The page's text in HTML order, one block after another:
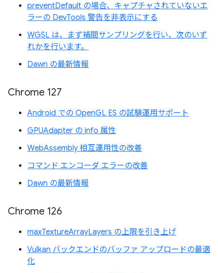
preventDefault の場合、キャプチャされていないエ
ラーの DevTools 警告を非表示にする
WGSL は、まず補間サンプリングを行い、次のいず
れかを行います。
Dawn の最新情報
Chrome 127
Android での OpenGL ES の試験運用サポート
GPUAdapter の info 属性
WebAssembly 相互運用性の改善
コマンド エンコーダ エラーの改善
Dawn の最新情報
Chrome 126
maxTextureArrayLayers の上限を引き上げ
Vulkan バックエンドのバッファ アップロードの最適
化